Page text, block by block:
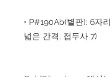
• P#190Ab(별판): 6자
넓은 간격, 접두사 7)